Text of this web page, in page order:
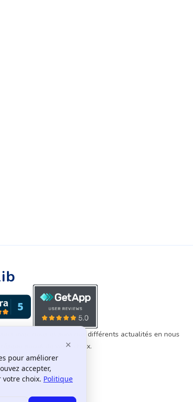
avec nous et suivi nos différents actualités en nous
social de votre choix.